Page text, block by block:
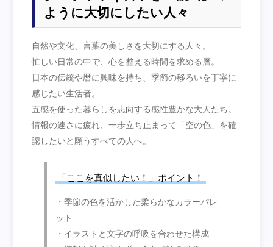
ように大切にしたい人々
自然や文化、言葉の美しさを大切にする人々。
忙しい日常の中で、心を整える時間を求める層。
日本の伝統や暦に興味を持ち、季節の移ろいを丁寧に
感じたい生活者。
五感を使った暮らしを志向する感性豊かな大人たち。
情報の速さに疲れ、一歩立ち止まって「空の色」を確
認したいと願うすべての人へ。
「ここを真似したい！」ポイント！
・季節の色を活かした柔らかなカラーパレ
ット
・イラストと文字の呼吸を合わせた構成